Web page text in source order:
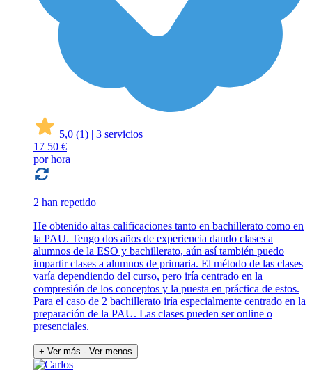
5,0 (1) | 3 servicios
17 50 €
por hora
2 han repetido
He obtenido altas calificaciones tanto en bachillerato como en
la PAU. Tengo dos años de experiencia dando clases a
alumnos de la ESO y bachillerato, aún así también puedo
impartir clases a alumnos de primaria. El método de las clases
varía dependiendo del curso, pero iría centrado en la
compresión de los conceptos y la puesta en práctica de estos.
Para el caso de 2 bachillerato iría especialmente centrado en la
preparación de la PAU. Las clases pueden ser online o
presenciales.
+ Ver más - Ver menos